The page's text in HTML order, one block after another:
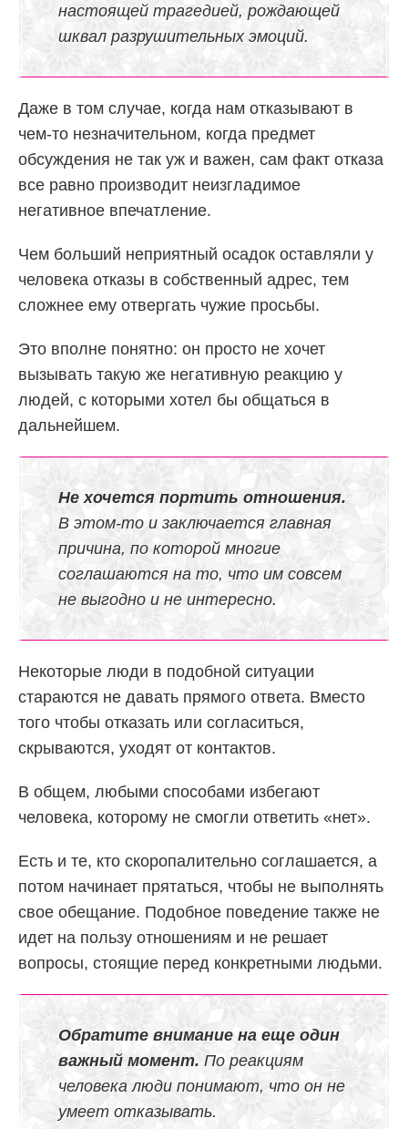
настоящей трагедией, рождающей
шквал разрушительных эмоций.
Даже в том случае, когда нам отказывают в
чем-то незначительном, когда предмет
обсуждения не так уж и важен, сам факт отказа
все равно производит неизгладимое
негативное впечатление.
Чем больший неприятный осадок оставляли у
человека отказы в собственный адрес, тем
сложнее ему отвергать чужие просьбы.
Это вполне понятно: он просто не хочет
вызывать такую же негативную реакцию у
людей, с которыми хотел бы общаться в
дальнейшем.
Не хочется портить отношения.
В этом-то и заключается главная
причина, по которой многие
соглашаются на то, что им совсем
не выгодно и не интересно.
Некоторые люди в подобной ситуации
стараются не давать прямого ответа. Вместо
того чтобы отказать или согласиться,
скрываются, уходят от контактов.
В общем, любыми способами избегают
человека, которому не смогли ответить «нет».
Есть и те, кто скоропалительно соглашается, а
потом начинает прятаться, чтобы не выполнять
свое обещание. Подобное поведение также не
идет на пользу отношениям и не решает
вопросы, стоящие перед конкретными людьми.
Обратите внимание на еще один
важный момент. По реакциям
человека люди понимают, что он не
умеет отказывать.